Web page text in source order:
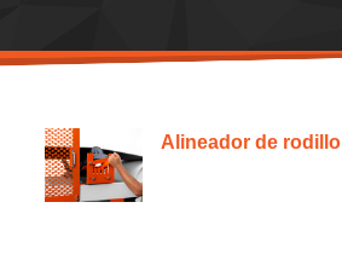
Alineador de rodillo